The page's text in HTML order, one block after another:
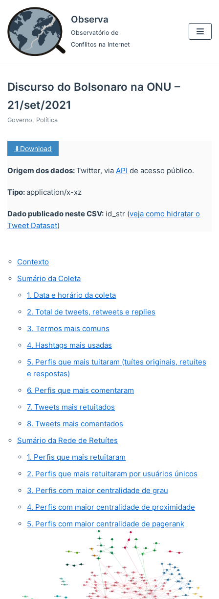
Pular
para
o
conteúdo
Observa
Observatório de
Conflitos na Internet
Discurso do Bolsonaro na ONU –
21/set/2021
Governo, Política
⬇Download
Origem dos dados:Twitter, via API de acesso público.
Tipo:application/x-xz
Dado publicado neste CSV: id_str (veja como hidratar o
Tweet Dataset)
Contexto
Sumário da Coleta
1. Data e horário da coleta
2. Total de tweets, retweets e replies
3. Termos mais comuns
4. Hashtags mais usadas
5. Perfis que mais tuitaram (tuítes originais, retuítes
e respostas)
6. Perfis que mais comentaram
7. Tweets mais retuitados
8. Tweets mais comentados
Sumário da Rede de Retuítes
1. Perfis que mais retuitaram
2. Perfis que mais retuitaram por usuários únicos
3. Perfis com maior centralidade de grau
4. Perfis com maior centralidade de proximidade
5. Perfis com maior centralidade de pagerank